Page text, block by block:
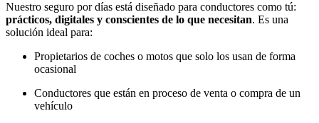
Nuestro seguro por días está diseñado para conductores como tú:
prácticos, digitales y conscientes de lo que necesitan. Es una
solución ideal para:
Propietarios de coches o motos que solo los usan de forma
ocasional
Conductores que están en proceso de venta o compra de un
vehículo